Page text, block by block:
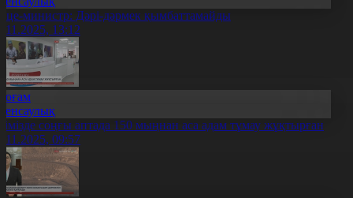
министр: Дәрі-дәрмек қымбаттамайды
13:12
соңғы аптада 150 мыңнан аса адам тұмау жұқтырған
09:57